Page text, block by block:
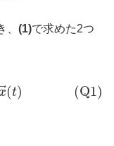
、(1)で求めた2つ
⃗
(t) (Q1)